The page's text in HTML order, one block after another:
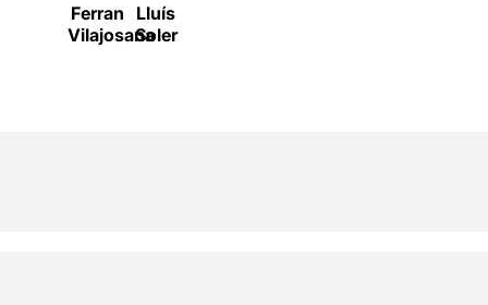
Ferran
Vilajosana
Lluís
Soler